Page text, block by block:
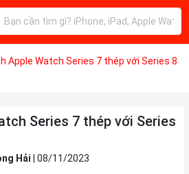
Apple Watch Series 7 thép với Series 8
Series 7 thép với Series
Hải 08/11/2023